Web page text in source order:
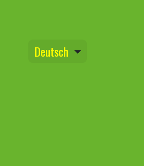
Deutsch